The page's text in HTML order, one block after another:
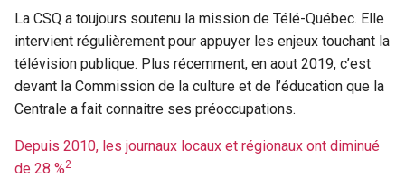
La CSQ a toujours soutenu la mission de Télé-Québec. Elle
intervient régulièrement pour appuyer les enjeux touchant la
télévision publique. Plus récemment, en aout 2019, c’est
devant la Commission de la culture et de l’éducation que la
Centrale a fait connaitre ses préoccupations.
Depuis 2010, les journaux locaux et régionaux ont diminué
de 28 %2